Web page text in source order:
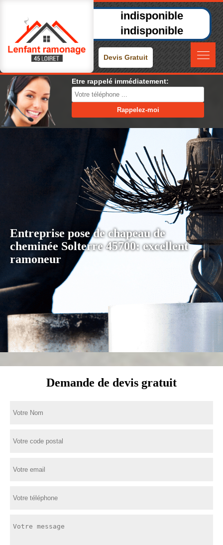
indisponible
indisponible
Devis Gratuit
Etre rappelé immédiatement:
Entreprise pose de chapeau de
cheminée Solterre 45700: excellent
ramoneur
Demande de devis gratuit